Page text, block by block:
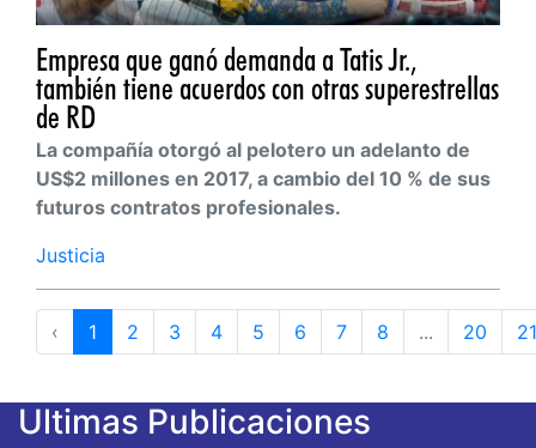
Empresa que ganó demanda a Tatis Jr.,
también tiene acuerdos con otras superestrellas
de RD
La compañía otorgó al pelotero un adelanto de
US$2 millones en 2017, a cambio del 10 % de sus
futuros contratos profesionales.
Justicia
‹ 1 2 3 4 5 6 7 8 ... 20 21
Ultimas Publicaciones